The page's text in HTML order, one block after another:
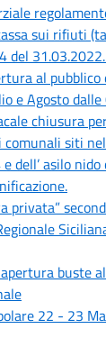
sui rifiuti
del
al
e Agosto
chiusura
siti
dell’ asilo
privata”
buste
22 - 23